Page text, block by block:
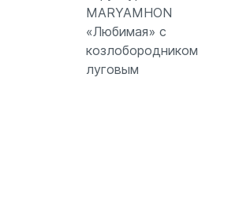
MARYAMHON
«Любимая» с
козлобородником
луговым